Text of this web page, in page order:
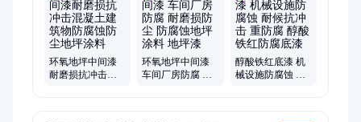
氟碳面漆、罩光清漆、防腐面漆、镀锌板、装饰涂料、高温涂
料、橡胶涂料、防霉涂料、地坪涂料、环氧地坪、环氧富锌、氯
化橡胶、建筑塔体
环氧地坪中间漆
耐磨损抗冲击混
环氧地坪中间漆
车间厂房防腐 耐
醇酸铁红底漆 机
械设施防腐蚀 耐